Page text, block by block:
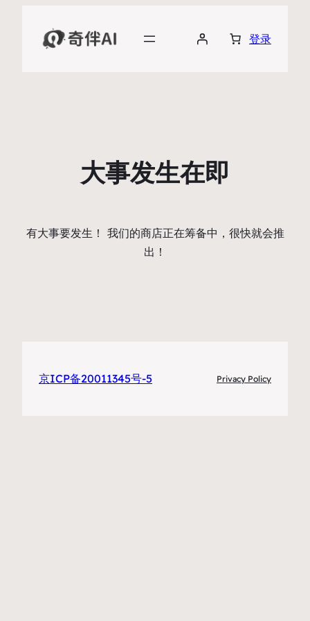
登录
大事发生在即
有大事要发生！ 我们的商店正在筹备中，很快就会推
出！
京ICP备20011345号-5 Privacy Policy